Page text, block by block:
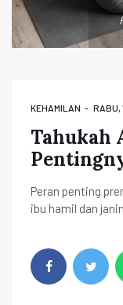
KEHAMILAN RABU,
Tahukah
Peran penting
ibu hamil dan